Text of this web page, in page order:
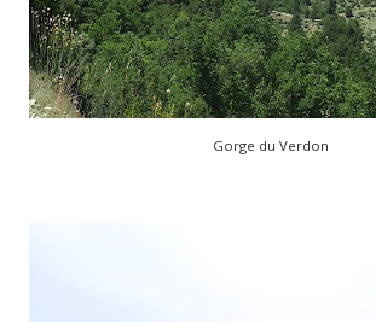
Gorge du Verdon